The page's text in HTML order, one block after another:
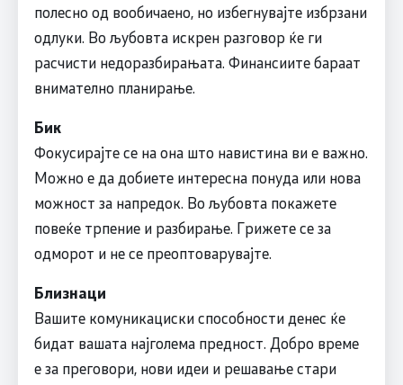
полесно од вообичаено, но избегнувајте избрзани
одлуки. Во љубовта искрен разговор ќе ги
расчисти недоразбирањата. Финансиите бараат
внимателно планирање.
Бик
Фокусирајте се на она што навистина ви е важно.
Можно е да добиете интересна понуда или нова
можност за напредок. Во љубовта покажете
повеќе трпение и разбирање. Грижете се за
одморот и не се преоптоварувајте.
Близнаци
Вашите комуникациски способности денес ќе
бидат вашата најголема предност. Добро време
е за преговори, нови идеи и решавање стари